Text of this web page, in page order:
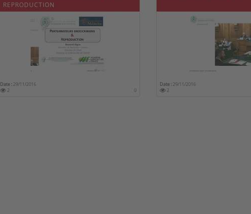
REPRODUCTION
Date : 29/11/2016
2
0
Date :29/11/2016
2